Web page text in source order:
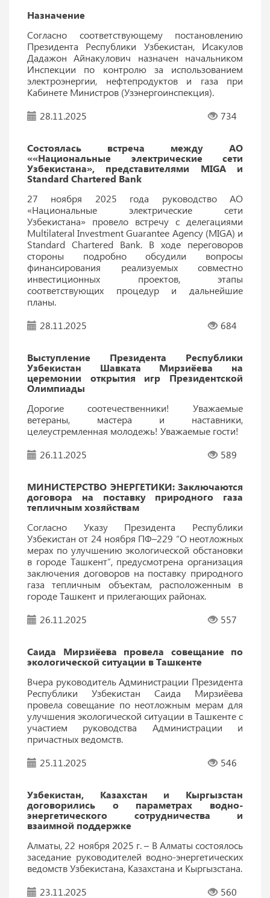
Назначение
Согласно соответствующему постановлению
Президента Республики Узбекистан, Исакулов
Дадажон Айнакулович назначен начальником
Инспекции по контролю за использованием
электроэнергии, нефтепродуктов и газа при
Кабинете Министров (Узэнергоинспекция).
28.11.2025
734
Состоялась встреча между АО
««Национальные электрические сети
Узбекистана», представителями MIGA и
Standard Chartered Bank
27 ноября 2025 года руководство АО
«Национальные электрические сети
Узбекистана» провело встречу с делегациями
Multilateral Investment Guarantee Agency (MIGA) и
Standard Chartered Bank. В ходе переговоров
стороны подробно обсудили вопросы
финансирования реализуемых совместно
инвестиционных проектов, этапы
соответствующих процедур и дальнейшие
планы.
28.11.2025
684
Выступление Президента Республики
Узбекистан Шавката Мирзиёева на
церемонии открытия игр Президентской
Олимпиады
Дорогие соотечественники! Уважаемые
ветераны, мастера и наставники,
целеустремленная молодежь! Уважаемые гости!
26.11.2025
589
МИНИСТЕРСТВО ЭНЕРГЕТИКИ: Заключаются
договора на поставку природного газа
тепличным хозяйствам
Согласно Указу Президента Республики
Узбекистан от 24 ноября ПФ–229 “О неотложных
мерах по улучшению экологической обстановки
в городе Ташкент”, предусмотрена организация
заключения договоров на поставку природного
газа тепличным объектам, расположенным в
городе Ташкент и прилегающих районах.
26.11.2025
557
Саида Мирзиёева провела совещание по
экологической ситуации в Ташкенте
Вчера руководитель Администрации Президента
Республики Узбекистан Саида Мирзиёева
провела совещание по неотложным мерам для
улучшения экологической ситуации в Ташкенте с
участием руководства Администрации и
причастных ведомств.
25.11.2025
546
Узбекистан, Казахстан и Кыргызстан
договорились о параметрах водно-
энергетического сотрудничества и
взаимной поддержке
Алматы, 22 ноября 2025 г. – В Алматы состоялось
заседание руководителей водно-энергетических
ведомств Узбекистана, Казахстана и Кыргызстана.
23.11.2025
560